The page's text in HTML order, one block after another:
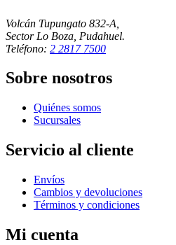
Volcán Tupungato 832-A,
Sector Lo Boza, Pudahuel.
Teléfono: 2 2817 7500
Sobre nosotros
Quiénes somos
Sucursales
Servicio al cliente
Envíos
Cambios y devoluciones
Términos y condiciones
Mi cuenta